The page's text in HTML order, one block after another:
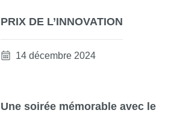
PRIX DE L’INNOVATION
14 décembre 2024
Une soirée mémorable avec le